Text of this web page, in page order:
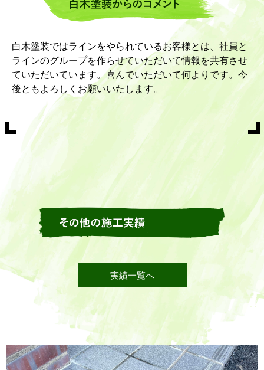
白木塗装ではラインをやられているお客様とは、社員と
ラインのグループを作らせていただいて情報を共有させ
ていただいています。喜んでいただいて何よりです。今
後ともよろしくお願いいたします。
実績一覧へ